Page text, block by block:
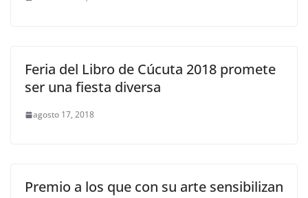
Feria del Libro de Cúcuta 2018 promete
ser una fiesta diversa
agosto 17, 2018
Premio a los que con su arte sensibilizan